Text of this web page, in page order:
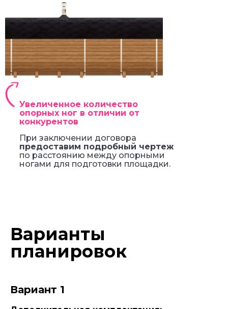
При заключении договора
предоставим подробный чертеж
по расстоянию между опорными
ногами для подготовки площадки.
Увеличенное количество
опорных ног в отличии от
конкурентов
Варианты
планировок
Вариант 1